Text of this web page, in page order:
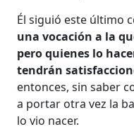
Él siguió este último
una vocación a la
pero quienes lo
tendrán
entonces, sin saber
a portar otra vez la
lo vio nacer.